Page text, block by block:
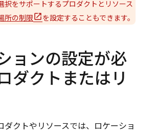
択をサポートするプロダクトとリソース
所の制限 を設定することもできます。
ョンの設定が必
ダクトまたはリ
ダクトやリソースでは、ロケーショ